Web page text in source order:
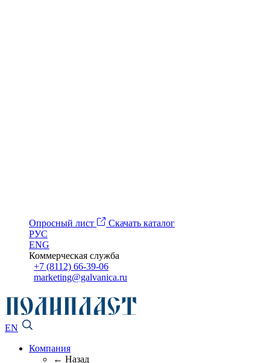
Опросный лист
Скачать каталог
РУС
ENG
Коммерческая служба
+7 (8112) 66-39-06
marketing@galvanica.ru
EN
Компания
← Назад